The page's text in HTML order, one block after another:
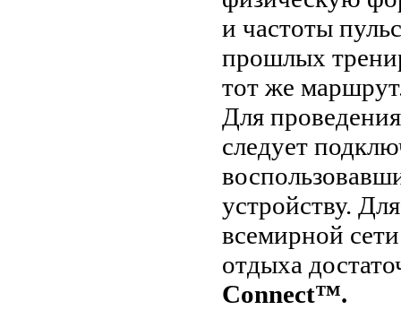
и частоты
прошлых
тот же
Для
следует
устройству.
всемирной
отдыха
Connect™.